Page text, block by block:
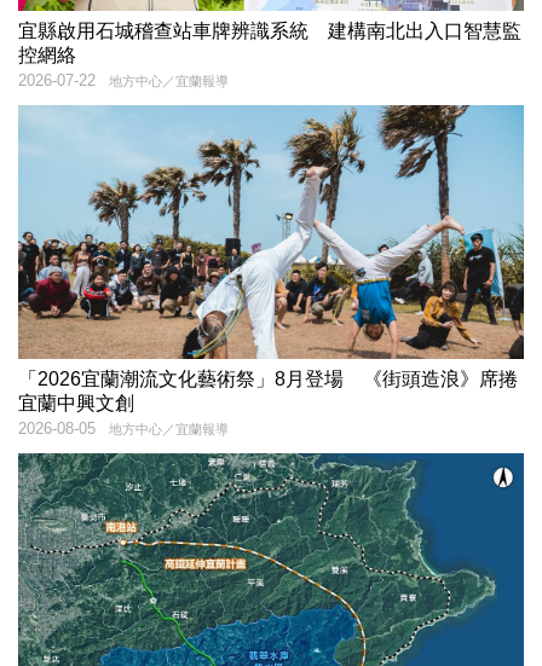
宜縣啟用石城稽查站車牌辨識系統 建構南北出入口智慧監
控網絡
地方中心／宜蘭報導
2026-07-22
「2026宜蘭潮流文化藝術祭」8月登場 《街頭造浪》席捲
宜蘭中興文創
地方中心／宜蘭報導
2026-08-05